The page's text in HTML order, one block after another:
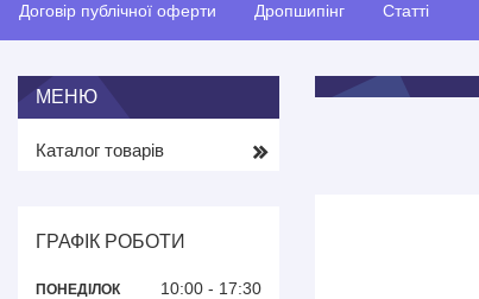
Договір публічної оферти Дропшипінг Статті
Каталог товарів
ГРАФІК РОБОТИ
ПОНЕДІЛОК 10:00 17:30